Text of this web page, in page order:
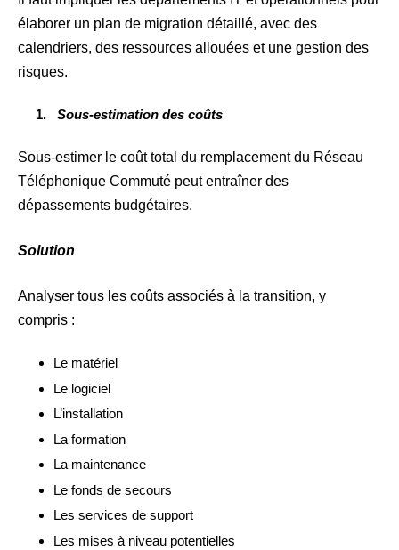
élaborer un plan de migration détaillé, avec des
calendriers, des ressources allouées et une gestion des
risques.
Sous-estimation des coûts
Sous-estimer le coût total du remplacement du Réseau
Téléphonique Commuté peut entraîner des
dépassements budgétaires.
Solution
Analyser tous les coûts associés à la transition, y
compris :
Le matériel
Le logiciel
L’installation
La formation
La maintenance
Le fonds de secours
Les services de support
Les mises à niveau potentielles